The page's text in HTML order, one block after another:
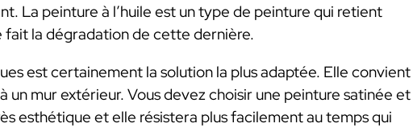
La peinture à l’huile est un type de peinture qui retient
fait la dégradation de cette dernière.
est certainement la solution la plus adaptée. Elle convient
un mur extérieur. Vous devez choisir une peinture satinée et
esthétique et elle résistera plus facilement au temps qui